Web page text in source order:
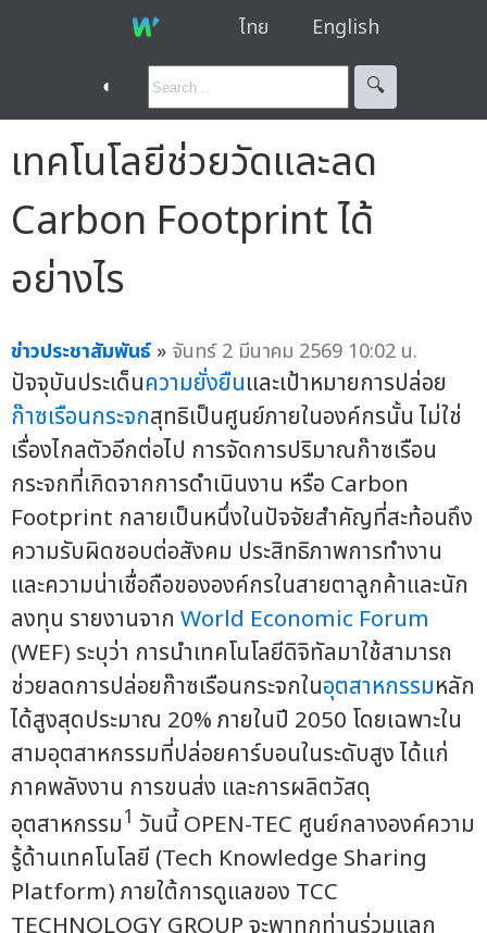
ไทย English
◐ 🔍︎
เทคโนโลยีช่วยวัดและลด
Carbon Footprint ได้
อย่างไร
ข่าวประชาสัมพันธ์ » จันทร์ 2 มีนาคม 2569 10:02 น.
ปัจจุบันประเด็นความยั่งยืนและเป้าหมายการปล่อย
ก๊าซเรือนกระจกสุทธิเป็นศูนย์ภายในองค์กรนั้น ไม่ใช่
เรื่องไกลตัวอีกต่อไป การจัดการปริมาณก๊าซเรือน
กระจกที่เกิดจากการดำเนินงาน หรือ Carbon
Footprint กลายเป็นหนึ่งในปัจจัยสำคัญที่สะท้อนถึง
ความรับผิดชอบต่อสังคม ประสิทธิภาพการทำงาน
และความน่าเชื่อถือขององค์กรในสายตาลูกค้าและนัก
ลงทุน รายงานจาก World Economic Forum
(WEF) ระบุว่า การนำเทคโนโลยีดิจิทัลมาใช้สามารถ
ช่วยลดการปล่อยก๊าซเรือนกระจกในอุตสาหกรรมหลัก
ได้สูงสุดประมาณ 20% ภายในปี 2050 โดยเฉพาะใน
สามอุตสาหกรรมที่ปล่อยคาร์บอนในระดับสูง ได้แก่
ภาคพลังงาน การขนส่ง และการผลิตวัสดุ
อุตสาหกรรม1 วันนี้ OPEN-TEC ศูนย์กลางองค์ความ
รู้ด้านเทคโนโลยี (Tech Knowledge Sharing
Platform) ภายใต้การดูแลของ TCC
TECHNOLOGY GROUP จะพาทุกท่านร่วมแลก